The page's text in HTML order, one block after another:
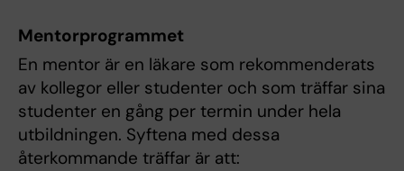
Mentorprogrammet
En mentor är en läkare som rekommenderats
av kollegor eller studenter och som träffar sina
studenter en gång per termin under hela
utbildningen. Syftena med dessa
återkommande träffar är att: